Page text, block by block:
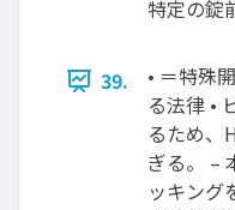
特定の錠
39.
• ＝特殊
る法律 •
るため、
ぎる。 –
ッキング